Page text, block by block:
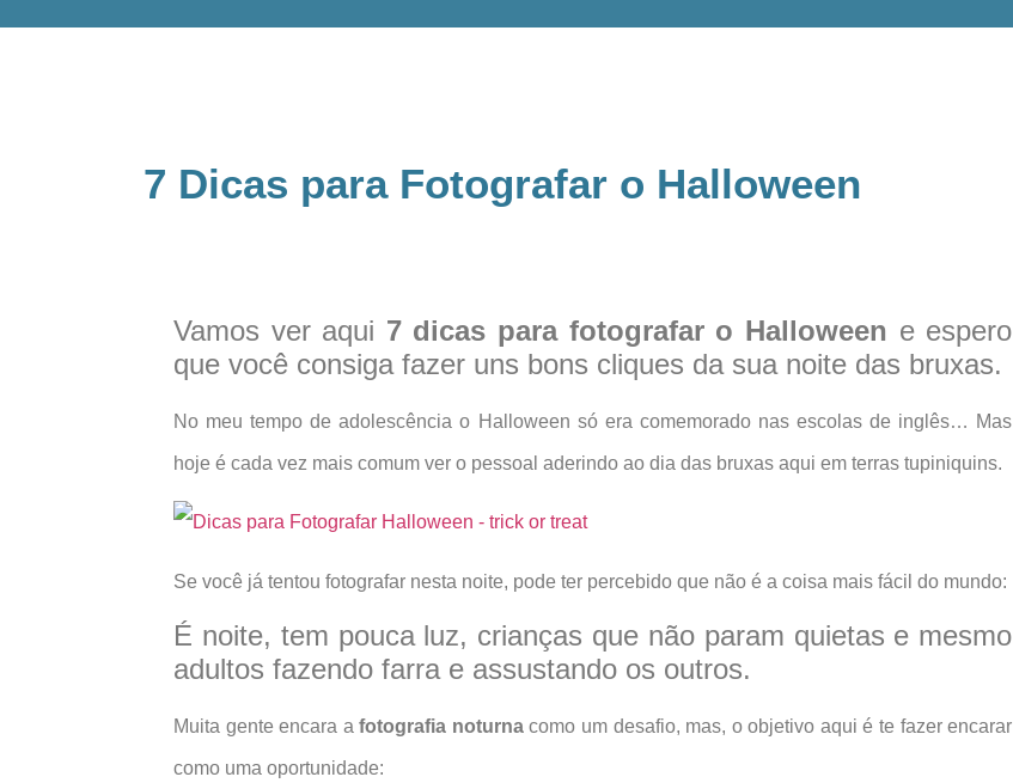
7 Dicas para Fotografar o Halloween
Vamos ver aqui 7 dicas para fotografar o Halloween e espero
que você consiga fazer uns bons cliques da sua noite das bruxas.
No meu tempo de adolescência o Halloween só era comemorado nas escolas de inglês… Mas
hoje é cada vez mais comum ver o pessoal aderindo ao dia das bruxas aqui em terras tupiniquins.
Se você já tentou fotografar nesta noite, pode ter percebido que não é a coisa mais fácil do mundo:
É noite, tem pouca luz, crianças que não param quietas e mesmo
adultos fazendo farra e assustando os outros.
Muita gente encara afotografia noturnacomo um desafio, mas, o objetivo aqui é te fazer encarar
como uma oportunidade: